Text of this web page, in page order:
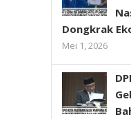
Dongkrak
Mei 1, 2026